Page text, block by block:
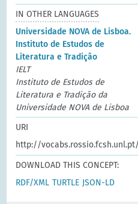
IN OTHER LANGUAGES
Universidade NOVA de Lisboa.
Instituto de Estudos de
Literatura e Tradição
IELT
Instituto de Estudos de
Literatura e Tradição da
Universidade NOVA de Lisboa
URI
http://
DOWNLOAD THIS CONCEPT:
RDF/XML TURTLE JSON-LD